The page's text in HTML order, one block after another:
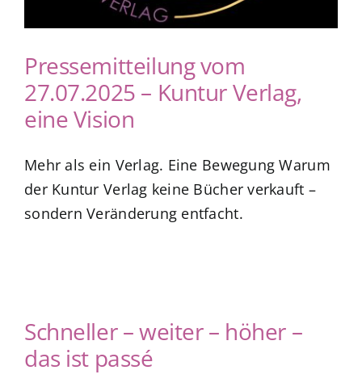
Pressemitteilung vom
27.07.2025 – Kuntur Verlag,
eine Vision
Mehr als ein Verlag. Eine Bewegung Warum
der Kuntur Verlag keine Bücher verkauft –
sondern Veränderung entfacht.
Schneller – weiter – höher –
das ist passé